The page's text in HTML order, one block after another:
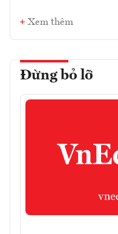
Xem thêm
Đừng bỏ lỡ